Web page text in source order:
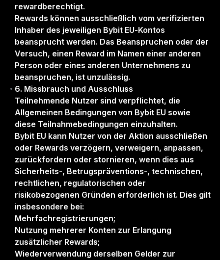
rewardberechtigt.
Rewards können ausschließlich vom verifizierten
Inhaber des jeweiligen Bybit EU-Kontos
beansprucht werden. Das Beanspruchen oder der
Versuch, einen Reward im Namen einer anderen
Person oder eines anderen Unternehmens zu
beanspruchen, ist unzulässig.
6. Missbrauch und Ausschluss
Teilnehmende Nutzer sind verpflichtet, die
Allgemeinen Bedingungen von Bybit EU sowie
diese Teilnahmebedingungen einzuhalten.
Bybit EU kann Nutzer von der Aktion ausschließen
oder Rewards verzögern, verweigern, anpassen,
zurückfordern oder stornieren, wenn dies aus
Sicherheits-, Betrugspräventions-, technischen,
rechtlichen, regulatorischen oder
risikobezogenen Gründen erforderlich ist. Dies gilt
insbesondere bei:
Mehrfachregistrierungen;
Nutzung mehrerer Konten zur Erlangung
zusätzlicher Rewards;
Wiederverwendung derselben Gelder zur